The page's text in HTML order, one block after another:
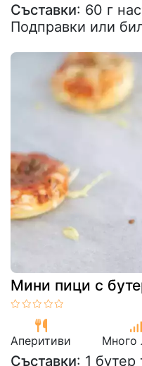
Съставки: 60 г
Подправки или
Мини пици с
Аперитиви Много
Съставки: 1 бутер